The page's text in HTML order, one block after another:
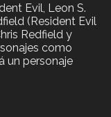
Evil, Leon S.
(Resident Evil
Redfield y
como
un personaje